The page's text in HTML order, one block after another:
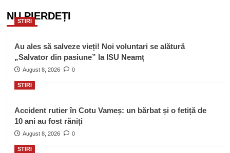
NU PIERDEȚI
STIRI
Au ales să salveze vieți! Noi voluntari se alătură
„Salvator din pasiune” la ISU Neamț
August 8, 2026 0
STIRI
Accident rutier în Cotu Vameș: un bărbat și o fetiță de
10 ani au fost răniți
August 8, 2026 0
STIRI